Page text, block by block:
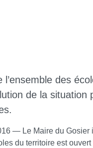
l’ensemble des
de la situation
— Le Maire du Gosier
du territoire est